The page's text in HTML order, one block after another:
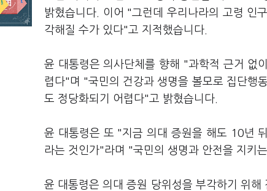
밝혔습니다. 이어 "그런데 우리나라의 고령 인
각해질 수가 있다"고 지적했습니다.
윤 대통령은 의사단체를 향해 "과학적 근거 없
렵다"며 "국민의 건강과 생명을 볼모로 집단행
도 정당화되기 어렵다"고 밝혔습니다.
윤 대통령은 또 "지금 의대 증원을 해도 10년
라는 것인가"라며 "국민의 생명과 안전을 지키
윤 대통령은 의대 증원 당위성을 부각하기 위